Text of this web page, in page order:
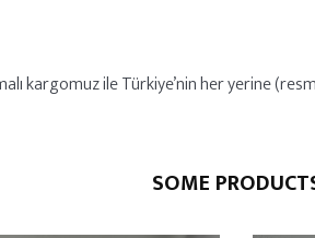
kargomuz ile Türkiye’nin her yerine
SOME